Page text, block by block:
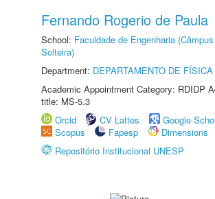
Fernando Rogerio de Paula
School: Faculdade de Engenharia
Solteira)
Department: DEPARTAMENTO DE
Academic Appointment Category: RDIDP
title: MS-5.3
Orcid
CV Lattes
Google
Scopus
Fapesp
Dimensions
Repositório Institucional UNESP